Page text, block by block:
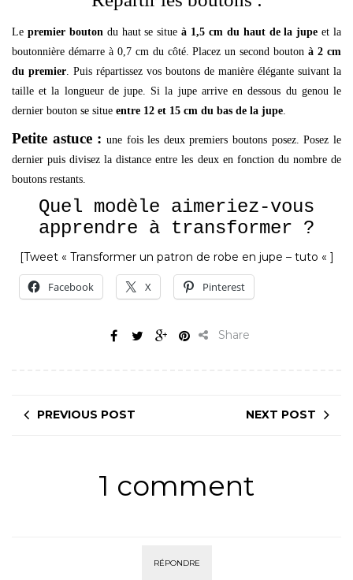
Le premier boutondu haut se situe à 1,5 cm du haut de la jupe et la
boutonnière démarre à 0,7 cm du côté. Placez un second boutonà 2 cm
du premier. Puis répartissez vos boutons de manière élégante suivant la
taille et la longueur de jupe. Si la jupe arrive en dessous du genou le
dernier bouton se situe entre 12 et 15 cm du bas de la jupe.
Petite astuce : une fois les deux premiers boutons posez. Posez le
dernier puis divisez la distance entre les deux en fonction du nombre de
boutons restants.
Quel modèle aimeriez-vous
apprendre à transformer ?
[Tweet « Transformer un patron de robe en jupe – tuto « ]
Facebook X Pinterest
Share
PREVIOUS POST NEXT POST
1 comment
RÉPONDRE